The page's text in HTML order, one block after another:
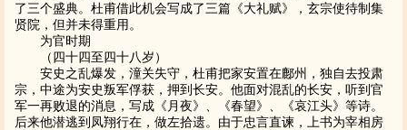
了三个盛典。杜甫借此机会写成了三篇《大礼赋》，玄宗使待制集
贤院，但并未得重用。
为官时期
（四十四至四十八岁）
安史之乱爆发，潼关失守，杜甫把家安置在鄜州，独自去投肃
宗，中途为安史叛军俘获，押到长安。他面对混乱的长安，听到官
军一再败退的消息，写成《月夜》、《春望》、《哀江头》等诗。
后来他潜逃到凤翔行在，做左拾遗。由于忠言直谏，上书为宰相房